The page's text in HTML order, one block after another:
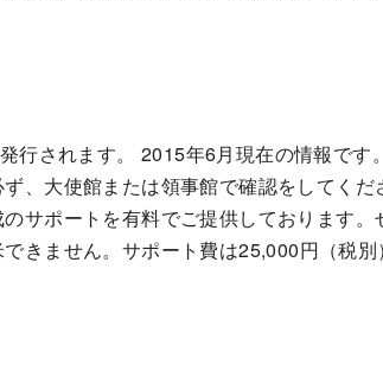
行されます。 2015年6月現在の情報です
、大使館または領事館で確認をしてく
サポートを有料でご提供しております
きません。サポート費は25,000円（税